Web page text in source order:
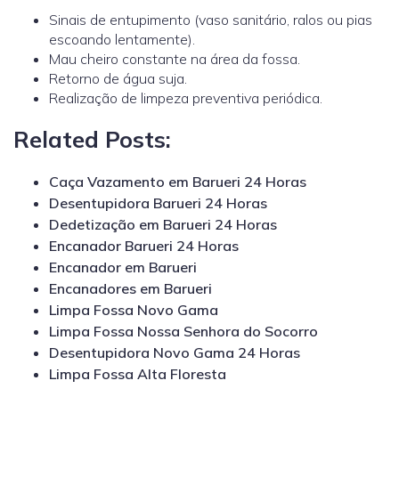
Sinais de entupimento (vaso sanitário, ralos ou pias
escoando lentamente).
Mau cheiro constante na área da fossa.
Retorno de água suja.
Realização de limpeza preventiva periódica.
Related Posts:
Caça Vazamento em Barueri 24 Horas
Desentupidora Barueri 24 Horas
Dedetização em Barueri 24 Horas
Encanador Barueri 24 Horas
Encanador em Barueri
Encanadores em Barueri
Limpa Fossa Novo Gama
Limpa Fossa Nossa Senhora do Socorro
Desentupidora Novo Gama 24 Horas
Limpa Fossa Alta Floresta